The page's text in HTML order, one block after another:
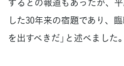
した30年来の宿題であり、
を出すべきだ」と述べました。